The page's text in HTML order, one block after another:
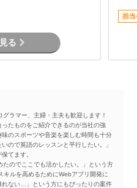
る
担当
ラマー、主婦・主夫も歓迎します！
たものをご紹介できるのが当社の強
のスポーツや音楽を楽しむ時間も十分
ので英語のレッスンと平行したい。」
てます。
のでここでも活かしたい。」という方
キルを高めるためにWebアプリ開発に
ない…」という方にもぴったりの案件